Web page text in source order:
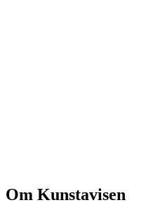
Om Kunstavisen